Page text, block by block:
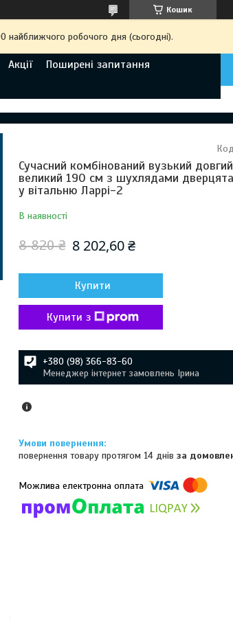
Кошик
найближчого робочого дня (сьогодні).
Акції
Поширені запитання
Сучасний комбінований вузький
великий 190 см з шухлядами
у вітальню Ларрі-2
В наявності
8 820 ₴ 8 202,60 ₴
Купити
Купити з
+380 (98) 366-83-60
Менеджер інтернет замовлень Ірина
повернення товару протягом 14 днівза